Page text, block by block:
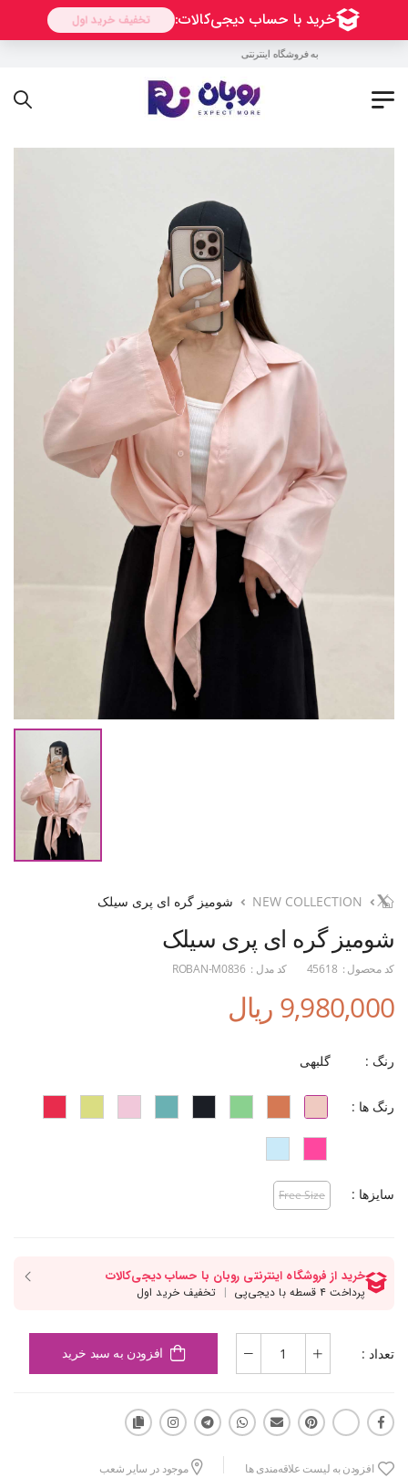
به فروشگاه اینترنتی روبان خوش آمدید !
NEW COLLECTION شومیز گره ای پری سیلک
شومیز گره ای پری سیلک
کد محصول : 45618 کد مدل : ROBAN-M0836
9,980,000 ریال
رنگ : گلبهی
رنگ ها :
سایزها : Free Size
تعداد : افزودن به سبد خرید
افزودن به لیست علاقه‌مندی ها موجود در سایر شعب